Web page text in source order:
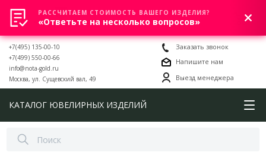
0
+7(495) 135-00-10
+7(499) 550-00-66
info@nota-gold.ru
Москва, ул. Сущевский вал, 49
Заказать звонок
Напишите нам
Выезд менеджера
КАТАЛОГ ЮВЕЛИРНЫХ ИЗДЕЛИЙ
РАССЧИТАЕМ СТОИМОСТЬ ВАШЕГО ИЗДЕЛИЯ?
«Ответьте на несколько вопросов»